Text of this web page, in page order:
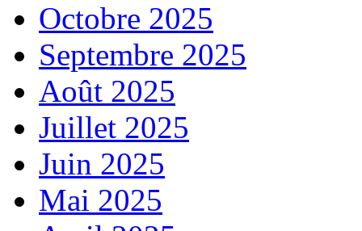
Octobre 2025
Septembre 2025
Août 2025
Juillet 2025
Juin 2025
Mai 2025